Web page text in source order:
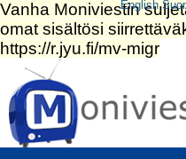
Siirry
sisältöön.
|
Siirry
navigointiin
English